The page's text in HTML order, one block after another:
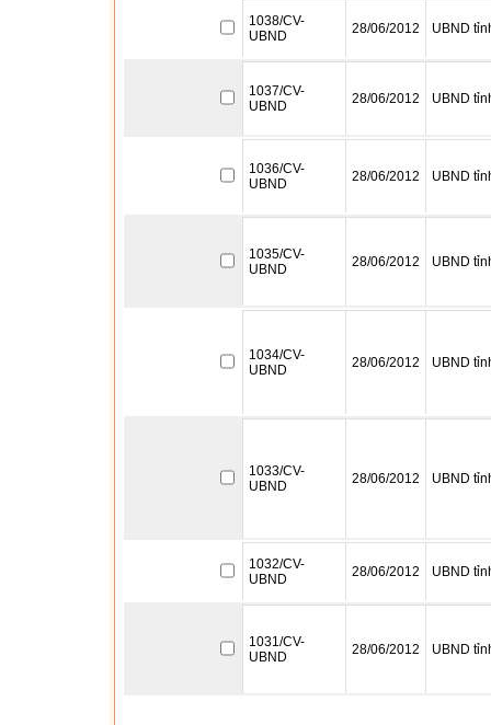
1038/CV-
UBND
28/06/2012 UBND
1037/CV-
UBND
28/06/2012 UBND
1036/CV-
UBND
28/06/2012 UBND
1035/CV-
UBND
28/06/2012 UBND
1034/CV-
UBND
28/06/2012 UBND
1033/CV-
UBND
28/06/2012 UBND
1032/CV-
UBND
28/06/2012 UBND
1031/CV-
UBND
28/06/2012 UBND